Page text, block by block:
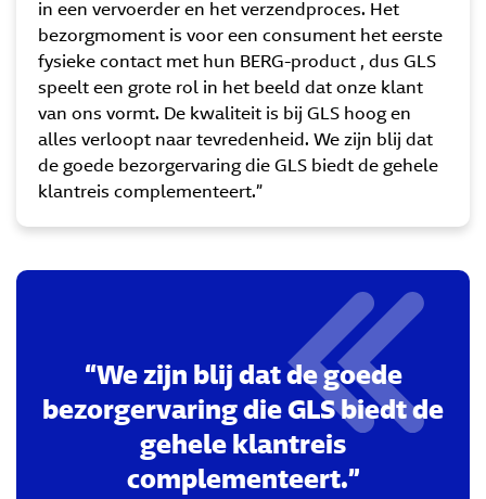
in een vervoerder en het verzendproces. Het
bezorgmoment is voor een consument het eerste
fysieke contact met hun BERG-product , dus GLS
speelt een grote rol in het beeld dat onze klant
van ons vormt. De kwaliteit is bij GLS hoog en
alles verloopt naar tevredenheid. We zijn blij dat
de goede bezorgervaring die GLS biedt de gehele
klantreis complementeert.”
We zijn blij dat de goede
bezorgervaring die GLS biedt de
gehele klantreis
complementeert.